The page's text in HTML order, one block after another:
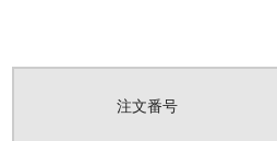
注文番号